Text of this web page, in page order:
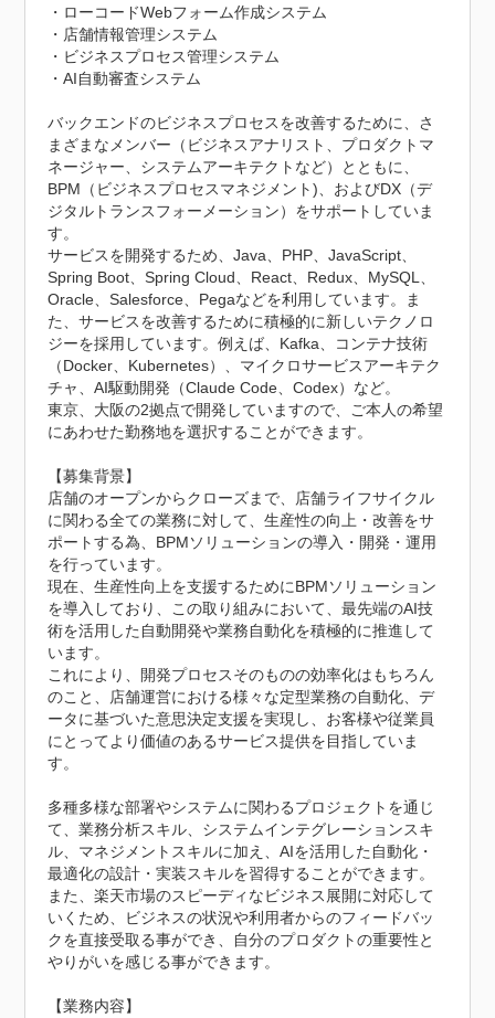
・ローコードWebフォーム作成システム
・店舗情報管理システム
・ビジネスプロセス管理システム
・AI自動審査システム
バックエンドのビジネスプロセスを改善するために、さ
まざまなメンバー（ビジネスアナリスト、プロダクトマ
ネージャー、システムアーキテクトなど）とともに、
BPM（ビジネスプロセスマネジメント)、およびDX（デ
ジタルトランスフォーメーション）をサポートしていま
す。
サービスを開発するため、Java、PHP、JavaScript、
Spring Boot、Spring Cloud、React、Redux、MySQL、
Oracle、Salesforce、Pegaなどを利用しています。ま
た、サービスを改善するために積極的に新しいテクノロ
ジーを採用しています。例えば、Kafka、コンテナ技術
（Docker、Kubernetes）、マイクロサービスアーキテク
チャ、AI駆動開発（Claude Code、Codex）など。
東京、大阪の2拠点で開発していますので、ご本人の希望
にあわせた勤務地を選択することができます。
【募集背景】
店舗のオープンからクローズまで、店舗ライフサイクル
に関わる全ての業務に対して、生産性の向上・改善をサ
ポートする為、BPMソリューションの導入・開発・運用
を行っています。
現在、生産性向上を支援するためにBPMソリューション
を導入しており、この取り組みにおいて、最先端のAI技
術を活用した自動開発や業務自動化を積極的に推進して
います。
これにより、開発プロセスそのものの効率化はもちろん
のこと、店舗運営における様々な定型業務の自動化、デ
ータに基づいた意思決定支援を実現し、お客様や従業員
にとってより価値のあるサービス提供を目指していま
す。
多種多様な部署やシステムに関わるプロジェクトを通じ
て、業務分析スキル、システムインテグレーションスキ
ル、マネジメントスキルに加え、AIを活用した自動化・
最適化の設計・実装スキルを習得することができます。
また、楽天市場のスピーディなビジネス展開に対応して
いくため、ビジネスの状況や利用者からのフィードバッ
クを直接受取る事ができ、自分のプロダクトの重要性と
やりがいを感じる事ができます。
【業務内容】